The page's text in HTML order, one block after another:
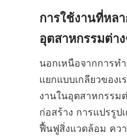
การใช้งานที่หล
อุตสาหกรรมต่าง
นอกเหนือจากการท
แยกแบบเกลียวของเ
งานในอุตสาหกรรม
ก่อสร้าง การแปรรูป
ฟื้นฟูสิ่งแวดล้อม คว